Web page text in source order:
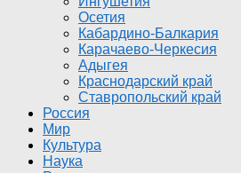
Осетия
Кабардино-Балкария
Карачаево-Черкесия
Адыгея
Краснодарский край
Ставропольский край
Россия
Мир
Культура
Наука